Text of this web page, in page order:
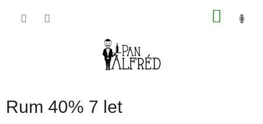
Rum 40% 7 let